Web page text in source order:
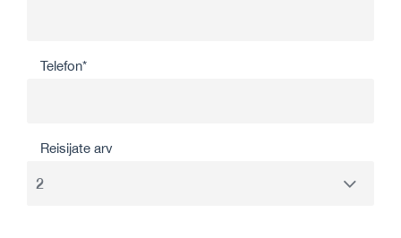
Telefon*
Reisijate arv